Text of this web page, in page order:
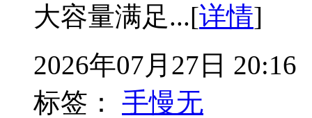
大容量满足...[详情]
2026年07月27日 20:16
标签：
手慢无